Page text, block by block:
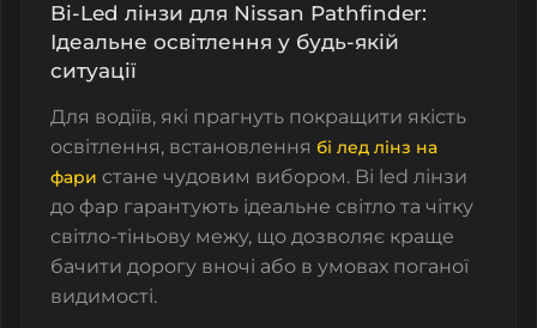
Bi-Led лінзи для Nissan Pathfinder:
Ідеальне освітлення у будь-якій
ситуації
Для водіїв, які прагнуть покращити якість
освітлення, встановлення бі лед лінз на
фари стане чудовим вибором. Bi led лінзи
до фар гарантують ідеальне світло та чітку
світло-тіньову межу, що дозволяє краще
бачити дорогу вночі або в умовах поганої
видимості.